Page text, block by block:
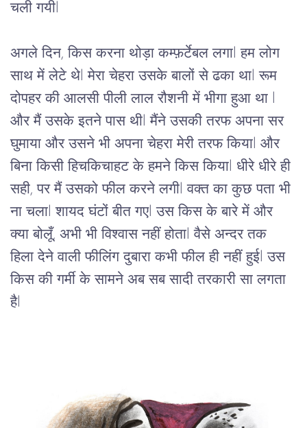
चली गयी
अगले दिन, किस करना थोड़ा कम्फ़र्टेबल लगा l हम लोग
साथ में लेटे थे l मेरा चेहरा उसके बालों से ढका था l रूम
दोपहर की आलसी पीली लाल रौशनी में भीगा हुआ था
और मैं उसके इतने पास थी l मैंने उसकी तरफ अपना सर
घुमाया और उसने भी अपना चेहरा मेरी तरफ किया और
बिना किसी हिचकिचाहट के हमने किस किया धीरे धीरे ही
सही, पर मैं उसको फील करने लगी l वक्त का कुछ पता भी
ना चला l शायद घंटों बीत गएl उस किस के बारे में और
क्या बोलूँ, अभी भी विश्वास नहीं होता l वैसे अन्दर तक
हिला देने वाली फीलिंग दुबारा कभी फील ही नहीं हुई l उस
किस की गर्मी के सामने अब सब सादी तरकारी सा लगता
हैl